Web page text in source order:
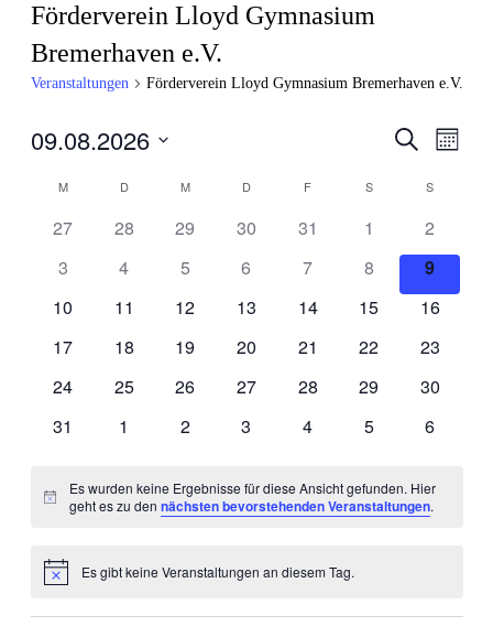
Förderverein Lloyd Gymnasium
Bremerhaven e.V.
Veranstaltungen Förderverein Lloyd Gymnasium Bremerhaven e.V.
und
Suche
Monat
09.08.2026
wählen.
Kalender
von
M MONTAGDDIENSTAG
M MITTWOCH
D DONNERSTAG
F SSAMSTAGS
27 28 29 30 31 1
2
3
4 5 6 7 8
9
10
11 12 13 14 15
16
17
18 19 20 21 22
23
24
25 26 27 28 29
30
31
1 2 3 4 5 6
Hinweis
Es wurden keine Ergebnisse für diese Ansicht gefunden. Hier
geht es zu den nächsten bevorstehenden Veranstaltungen.
HinweisEs gibt keine Veranstaltungen an diesem Tag.